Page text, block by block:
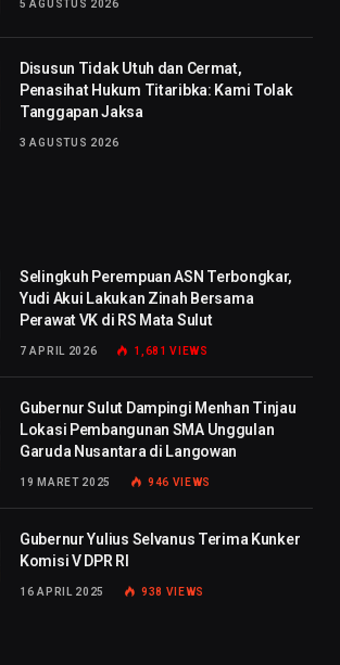
5 AGUSTUS 2026
Disusun Tidak Utuh dan Cermat,
Penasihat Hukum Titaribka: Kami Tolak
Tanggapan Jaksa
3 AGUSTUS 2026
Selingkuh Perempuan ASN Terbongkar,
Yudi Akui Lakukan Zinah Bersama
Perawat VK di RS Mata Sulut
7 APRIL 2026 1,681VIEWS
Gubernur Sulut Dampingi Menhan Tinjau
Lokasi Pembangunan SMA Unggulan
Garuda Nusantara di Langowan
19 MARET 2025 946 VIEWS
Gubernur Yulius Selvanus Terima Kunker
Komisi V DPR RI
16 APRIL 2025 938 VIEWS